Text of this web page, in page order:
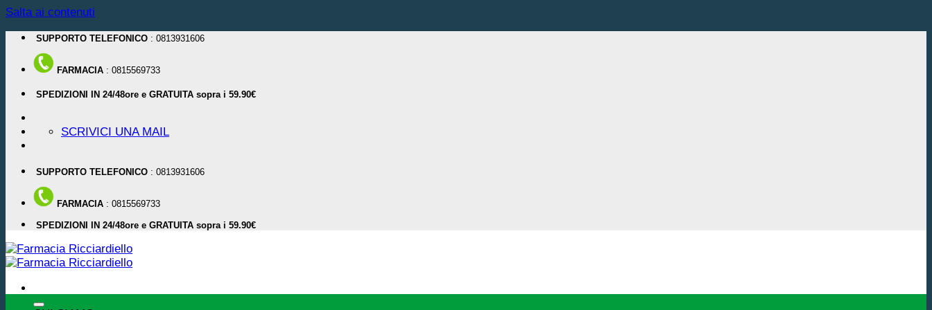
Salta ai contenuti
SUPPORTO TELEFONICO : 0813931606
FARMACIA : 0815569733
SPEDIZIONI IN 24/48ore e GRATUITA sopra i 59.90€
SCRIVICI UNA MAIL
SUPPORTO TELEFONICO : 0813931606
FARMACIA : 0815569733
SPEDIZIONI IN 24/48ore e GRATUITA sopra i 59.90€